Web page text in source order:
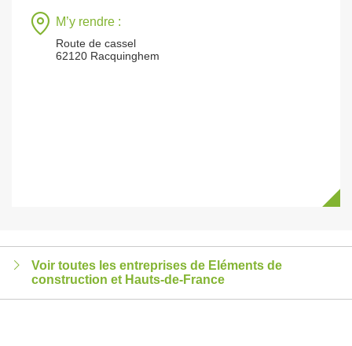
M’y rendre :
Route de cassel
62120 Racquinghem
Voir toutes les entreprises de Eléments de
construction et Hauts-de-France